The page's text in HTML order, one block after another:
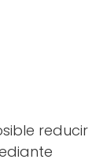
reducir